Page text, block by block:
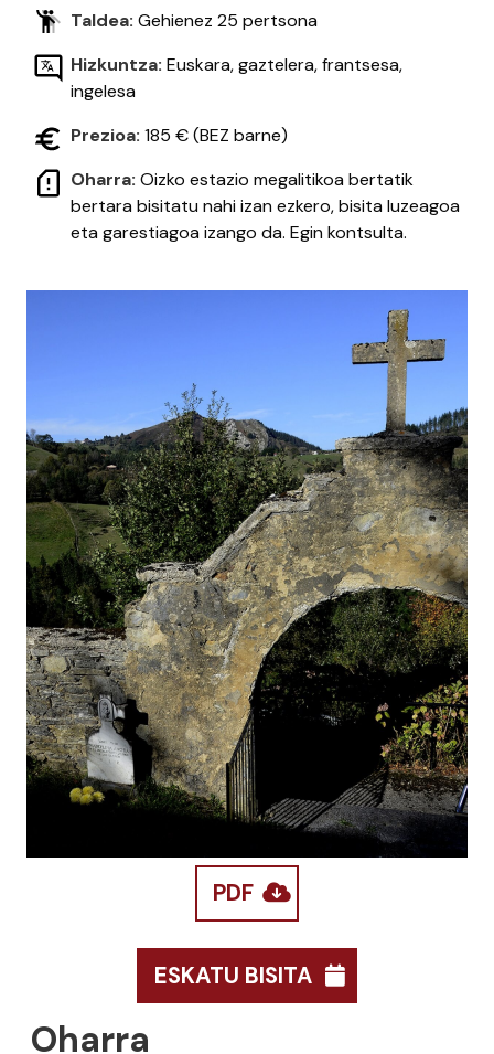
Taldea: Gehienez 25 pertsona
Hizkuntza: Euskara, gaztelera, frantsesa,
ingelesa
Prezioa: 185 € (BEZ barne)
Oharra: Oizko estazio megalitikoa bertatik
bertara bisitatu nahi izan ezkero, bisita luzeagoa
eta garestiagoa izango da. Egin kontsulta.
PDF
ESKATU BISITA
Oharra